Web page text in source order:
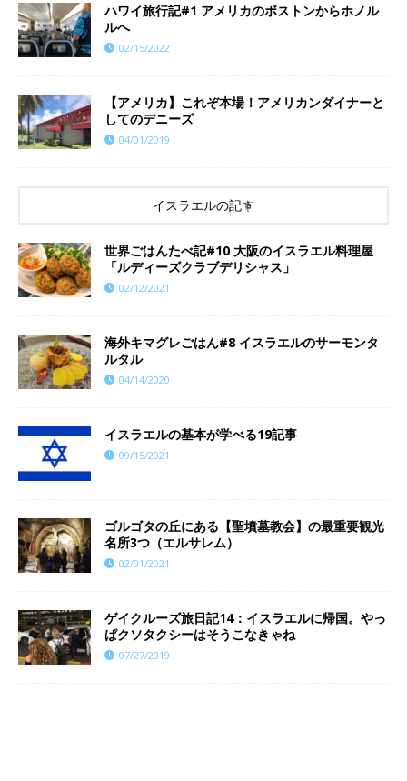
ハワイ旅行記#1 アメリカのボストンからホノル
ルへ
02/15/2022
【アメリカ】これぞ本場！アメリカンダイナーと
してのデニーズ
04/01/2019
イスラエルの記事
世界ごはんたべ記#10 大阪のイスラエル料理屋
「ルディーズクラブデリシャス」
02/12/2021
海外キマグレごはん#8 イスラエルのサーモンタ
ルタル
04/14/2020
イスラエルの基本が学べる19記事
09/15/2021
ゴルゴタの丘にある【聖墳墓教会】の最重要観光
名所3つ（エルサレム）
02/01/2021
ゲイクルーズ旅日記14：イスラエルに帰国。やっ
ぱクソタクシーはそうこなきゃね
07/27/2019